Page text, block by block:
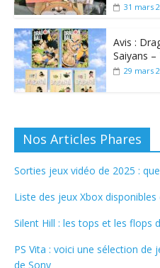
31 mars
Avis :
Saiyans
29 mars
Nos Articles Phares
Sorties jeux vidéo de 2025 :
Liste des jeux Xbox disponibles
Silent Hill : les tops et les flops
PS Vita : voici une sélection de
de Sony